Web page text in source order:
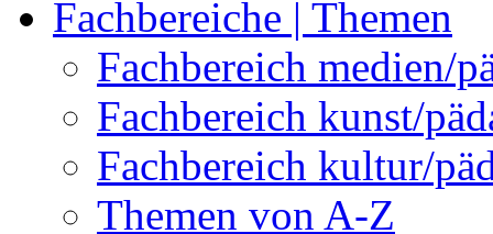
Fachbereiche | Themen
Fachbereich medien/
Fachbereich kunst/
Fachbereich kultur/
Themen von A-Z